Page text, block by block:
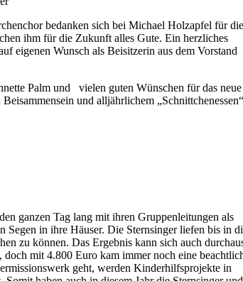
bedanken sich bei Michael Holzapfel für die
ihm für die Zukunft alles Gute. Ein herzliches
eigenen Wunsch als Beisitzerin aus dem Vorstand
Palm und vielen guten Wünschen für das neue
und alljährlichem
ganzen Tag lang mit ihren Gruppenleitungen als
Segen in ihre Häuser. Die Sternsinger liefen bis in
zu können. Das Ergebnis kann sich auch
mit 4.800 Euro kam immer noch eine
geht, werden Kinderhilfsprojekte in